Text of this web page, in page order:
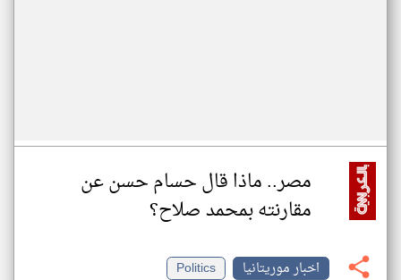
مصر.. ماذا قال حسام حسن عن
مقارنته بمحمد صلاح؟
اخبار موريتانيا
Politics